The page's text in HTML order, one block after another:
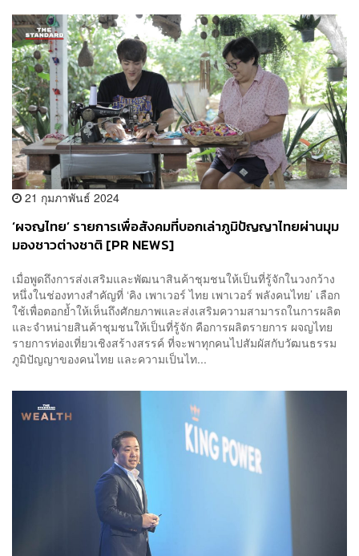
21 กุมภาพันธ์ 2024
‘ผจญไทย’ รายการเพื่อสังคมที่บอกเล่าภูมิปัญญาไทยผ่านมุม
มองชาวต่างชาติ [PR NEWS]
เมื่อพูดถึงการส่งเสริมและพัฒนาสินค้าชุมชนให้เป็นที่รู้จักในวงกว้าง
หนึ่งในช่องทางสำคัญที่ ‘คิง เพาเวอร์ ไทย เพาเวอร์ พลังคนไทย’ เลือก
ใช้เพื่อตอกย้ำให้เห็นถึงศักยภาพและส่งเสริมความสามารถในการผลิต
และจำหน่ายสินค้าชุมชนให้เป็นที่รู้จัก คือการผลิตรายการ ผจญไทย
รายการท่องเที่ยวเชิงสร้างสรรค์ ที่จะพาทุกคนไปสัมผัสกับวัฒนธรรม
ภูมิปัญญาของคนไทย และความเป็นไท...